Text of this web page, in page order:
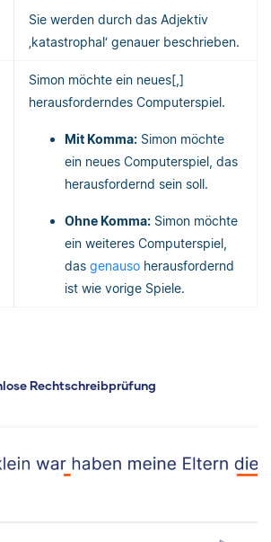
Sie werden durch das Adjektiv
‚katastrophal‘ genauer beschrieben.
Simon möchte ein neues[,]
herausforderndes Computerspiel.
Mit Komma: Simon möchte
ein neues Computerspiel, das
herausfordernd sein soll.
Ohne Komma: Simon möchte
ein weiteres Computerspiel,
das genauso herausfordernd
ist wie vorige Spiele.
Rechtschreibprüfung